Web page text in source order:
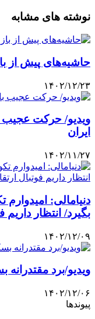
نوشته های مشابه
حاشیه‌های پیش از
۱۴۰۲/۱۲/۲۳
ویدیو/ حرکت عجیب
ایران
۱۴۰۲/۱۱/۲۷
دنیامالی:
بگیرد/ انتظار داریم
۱۴۰۲/۱۲/۰۹
ویدیو/برد مقتدرانه
۱۴۰۲/۱۲/۰۶
پیوندها